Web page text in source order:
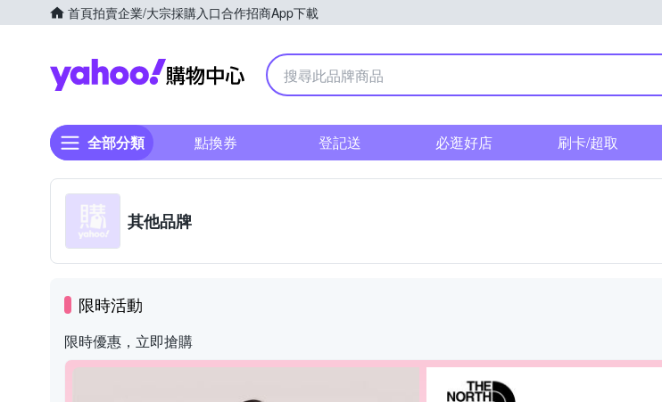
首頁拍賣企業/大宗採購入口合作招商App下載
Yahoo購物中心
全部分類 點換券 登記送 必逛好店 刷卡/超取
其他品牌
限時活動
限時優惠，立即搶購